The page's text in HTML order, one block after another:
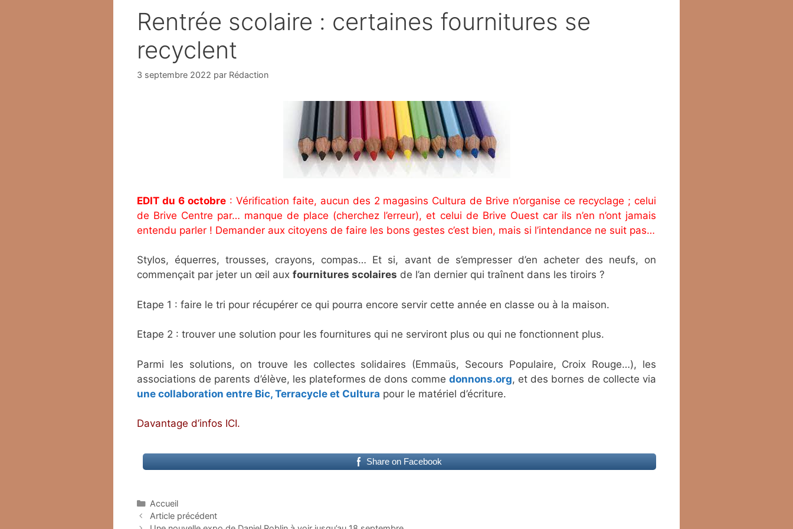
Rentrée scolaire : certaines fournitures se
recyclent
3 septembre 2022 par Rédaction
EDIT du 6 octobre: Vérification faite, aucun des 2 magasins Cultura de Brive n’organise ce recyclage ; celui
de Brive Centre par… manque de place (cherchez l’erreur), et celui de Brive Ouest car ils n’en n’ont jamais
entendu parler ! Demander aux citoyens de faire les bons gestes c’est bien, mais si l’intendance ne suit pas…
Stylos, équerres, trousses, crayons, compas… Et si, avant de s’empresser d’en acheter des neufs, on
commençait par jeter un œil aux fournitures scolaires de l’an dernier qui traînent dans les tiroirs ?
Etape 1 : faire le tri pour récupérer ce qui pourra encore servir cette année en classe ou à la maison.
Etape 2 : trouver une solution pour les fournitures qui ne serviront plus ou qui ne fonctionnent plus.
Parmi les solutions, on trouve les collectes solidaires (Emmaüs, Secours Populaire, Croix Rouge…), les
associations de parents d’élève, les plateformes de dons comme donnons.org, et des bornes de collecte via
une collaboration entre Bic, Terracycle et Cultura pour le matériel d’écriture.
Davantage d’infos ICI.
Share on Facebook
Catégories
Accueil
Article précédent